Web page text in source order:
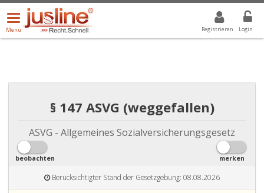
Registrieren Login
Menü
öffnen/schließen
Menü
ALLE DROPDOWN: GEWÄHLTER WERT IST ALLE
§ 147 ASVG (weggefallen)
ASVG - Allgemeines Sozialversicherungsgesetz
beobachten merken
Berücksichtigter Stand der Gesetzgebung: 08.08.2026